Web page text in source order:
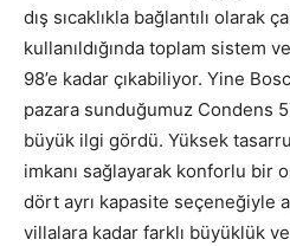
dış sıcaklıkla bağlantılı olarak
kullanıldığında toplam sistem
98’e kadar çıkabiliyor. Yine
pazara sunduğumuz Condens
büyük ilgi gördü. Yüksek
imkanı sağlayarak konforlu bir
dört ayrı kapasite seçeneğiyle
villalara kadar farklı büyüklük